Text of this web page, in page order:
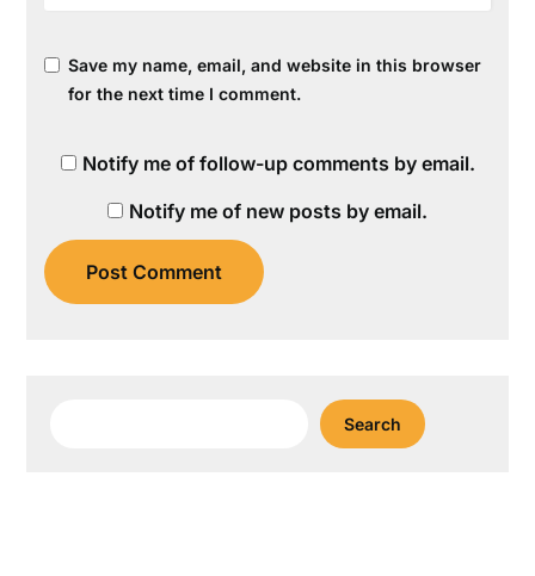
Save my name, email, and website in this browser
for the next time I comment.
Notify me of follow-up comments by email.
Notify me of new posts by email.
Search